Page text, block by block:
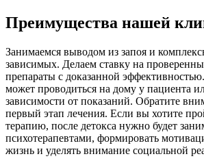
Преимущества нашей
Занимаемся выводом из запоя и
зависимых. Делаем ставку на
препараты с доказанной
может проводиться на дому у пациента
зависимости от показаний. Обратите
первый этап лечения. Если вы хотите
терапию, после детокса нужно будет
психотерапевтами, формировать
жизнь и уделять внимание социальной